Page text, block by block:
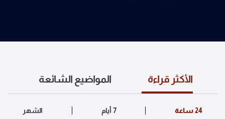
الأكثر قراءة المواضيع الشائعة